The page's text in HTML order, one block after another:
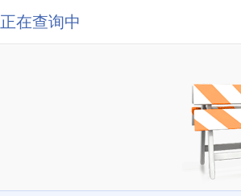
正在查询中